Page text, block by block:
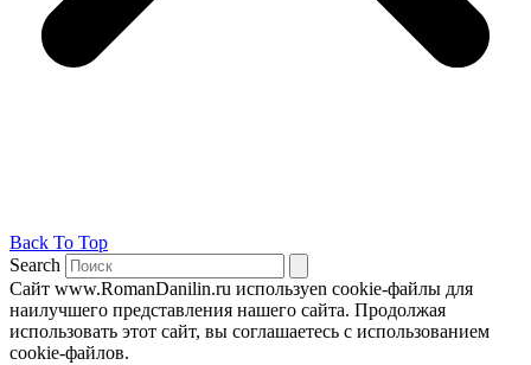
Back To Top
Search
Сайт www.RomanDanilin.ru используеn cookie-файлы для
наилучшего представления нашего сайта. Продолжая
использовать этот сайт, вы соглашаетесь с использованием
cookie-файлов.